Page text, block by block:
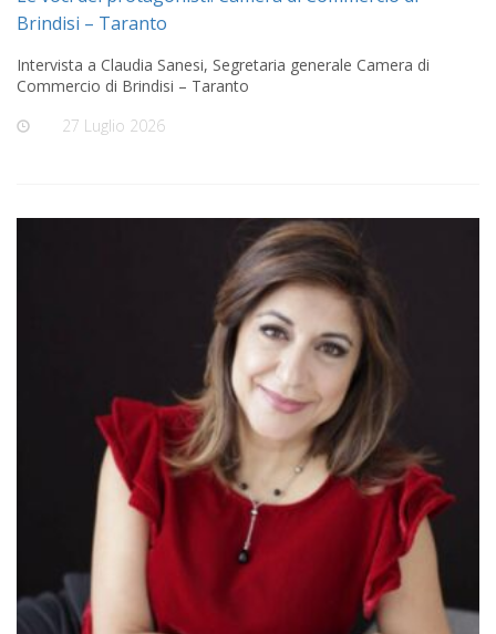
Brindisi – Taranto
Intervista a Claudia Sanesi, Segretaria generale Camera di
Commercio di Brindisi – Taranto
27 Luglio 2026